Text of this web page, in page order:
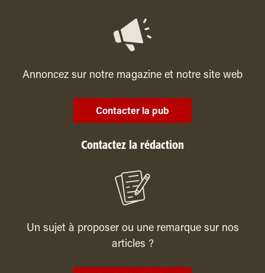
Annoncez sur notre magazine et notre site web
Contacter la pub
Contactez la rédaction
Un sujet à proposer ou une remarque sur nos
articles ?